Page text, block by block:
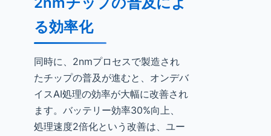
る効率化
同時に、2nmプロセスで製造され
たチップの普及が進むと、オンデバ
イスAI処理の効率が大幅に改善され
ます。バッテリー効率30%向上、
処理速度2倍化という改善は、ユー